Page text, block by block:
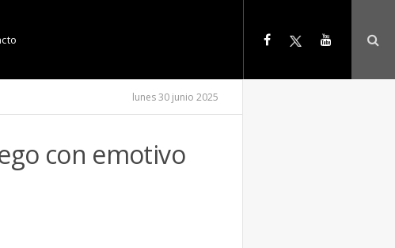
lunes 30 junio 2025
con emotivo